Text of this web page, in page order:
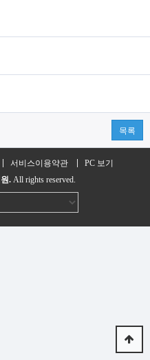
목록
서비스이용약관
PC 보기
. All rights reserved.